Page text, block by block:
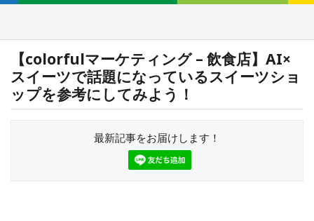
【colorfulマーケティング – 飲食店】AI×
スイーツで話題になっているスイーツショ
ップを参考にしてみよう！
最新記事をお届けします！